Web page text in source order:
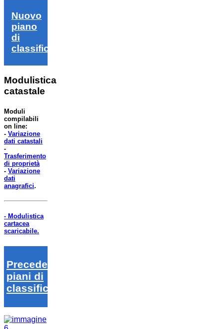
Nuovo
piano
di
classifica
Modulistica
catastale
Moduli
compilabili
on line:
- Variazione
dati catastali
-
Trasferimento
di proprietà
- Variazione
dati
anagrafici.
- Modulistica
cartacea
scaricabile.
Precedenti
piani di
classifica